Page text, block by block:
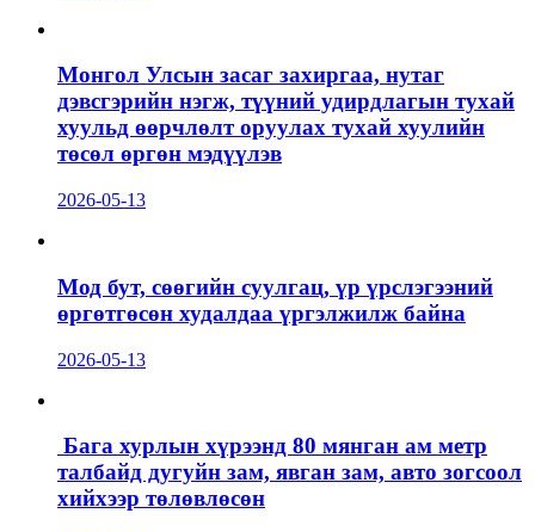
Монгол Улсын засаг захиргаа, нутаг
дэвсгэрийн нэгж, түүний удирдлагын тухай
хуульд өөрчлөлт оруулах тухай хуулийн
төсөл өргөн мэдүүлэв
2026-05-13
Мод бут, сөөгийн суулгац, үр үрслэгээний
өргөтгөсөн худалдаа үргэлжилж байна
2026-05-13
Бага хурлын хүрээнд 80 мянган ам метр
талбайд дугуйн зам, явган зам, авто зогсоол
хийхээр төлөвлөсөн